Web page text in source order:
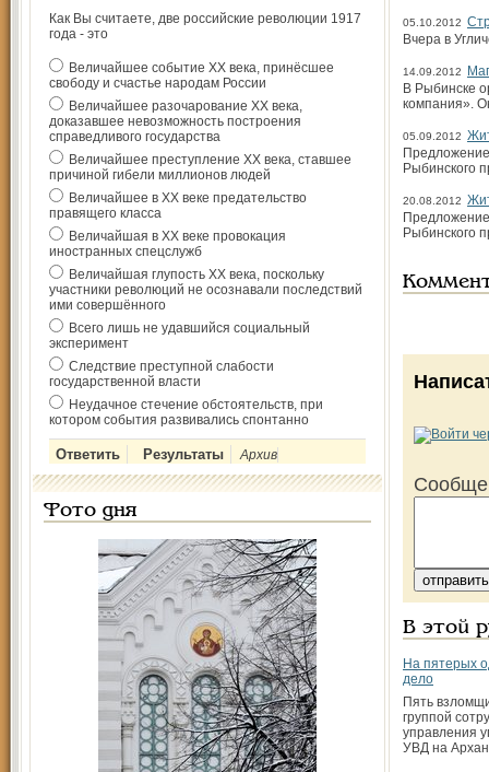
Как Вы считаете, две российские революции 1917
года - это
Величайшее событие ХХ века, принёсшее
свободу и счастье народам России
Величайшее разочарование ХХ века,
доказавшее невозможность построения
справедливого государства
Величайшее преступление ХХ века, ставшее
причиной гибели миллионов людей
Величайшее в ХХ веке предательство
правящего класса
Величайшая в ХХ веке провокация
иностранных спецслужб
Величайшая глупость ХХ века, поскольку
участники революций не осознавали последствий
ими совершённого
Всего лишь не удавшийся социальный
эксперимент
Следствие преступной слабости
государственной власти
Неудачное стечение обстоятельств, при
котором события развивались спонтанно
Архив
Фото дня
05.10.2012
Вчера в
14.09.2012
В Рыбинске
компания».
05.09.2012
Рыбинского
20.08.2012
Рыбинского
В этой
На пятерых
дело
Пять
группой
управления
УВД на